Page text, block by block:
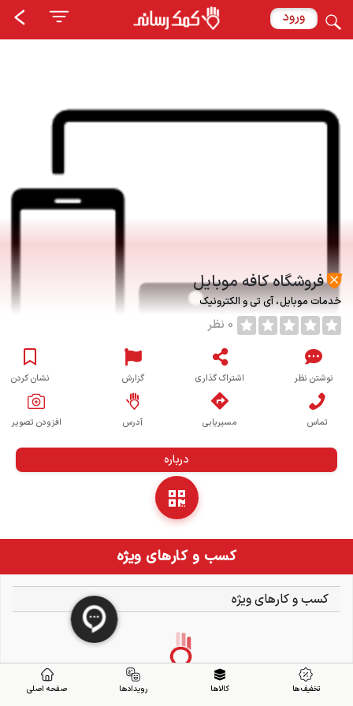
ورود
فروشگاه کافه موبایل
خدمات موبایل آی تی و الکترونیک
0 نظر
نوشتن نظر اشتراک گذاری گزارش نشان کردن
تماس مسیریابی آدرس افزودن تصویر
درباره
کسب و کارهای ویژه
کسب و کارهای ویژه
تخفیف ها کالاها رویدادها صفحه اصلی